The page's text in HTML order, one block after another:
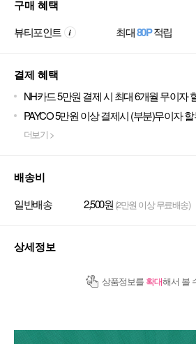
구매 혜택
뷰티포인트 최대80P적립
결제 혜택
NH카드 5만원 결제 시 최대 6개월 무이자
PAYCO 5만원 이상 결제시 (부분)무이자
더보기 >
배송비
일반배송 2,500원 (2만원 이상 무료배송)
상세정보
상품정보를 확대해서 볼